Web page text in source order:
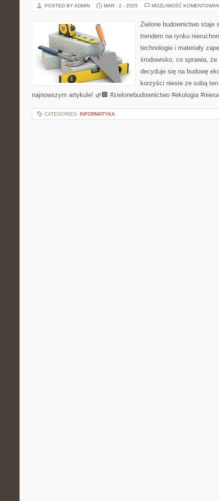
POSTED BY ADMIN MAR - 2 - 2025 MOŻLIWOŚĆ
Zielone budownictwo staje
trendem na rynku
technologie i materiały
środowisko, co sprawia,
decyduje się na budowę
korzyści niesie ze sobą
najnowszym artykule! 🌿🏢 #zielonebudownictwo #ekologia
CATEGORIES: INFORMATYKA